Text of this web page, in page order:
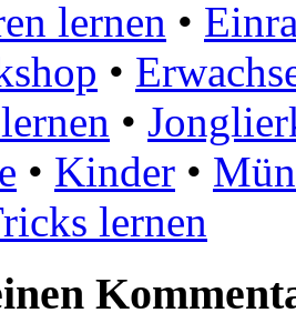
lernen •
•
•
• Kinder •
lernen